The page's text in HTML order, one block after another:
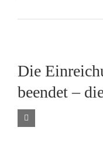
Die
beendet –